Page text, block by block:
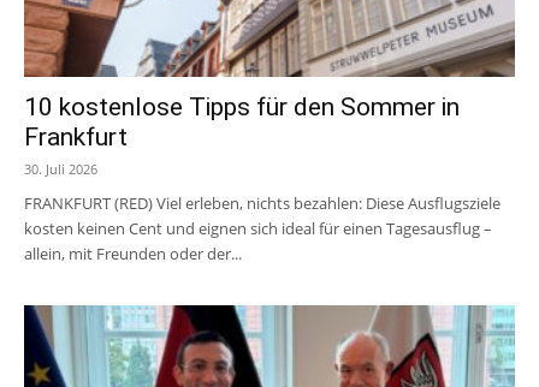
10 kostenlose Tipps für den Sommer in
Frankfurt
30. Juli 2026
FRANKFURT (RED) Viel erleben, nichts bezahlen: Diese Ausflugsziele
kosten keinen Cent und eignen sich ideal für einen Tagesausflug –
allein, mit Freunden oder der...